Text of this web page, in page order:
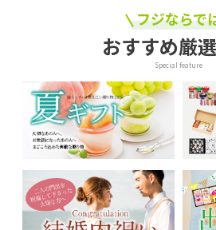
フジならで
おすすめ厳
Special feature